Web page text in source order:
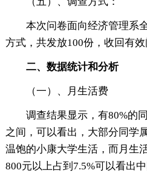
本次问卷面向经济管理系全
方式，共发放100份，收回有效
二、数据统计和分析
（一）、月生活费
调查结果显示，有80%的同
之间，可以看出，大部分同学
温饱的小康大学生活，而月生
800元以上占到7.5%可以看出